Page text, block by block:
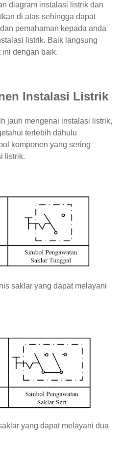
diagram instalasi listrik dan
di atas sehingga dapat
pemahaman kepada anda
listrik. Baik langsung
ini dengan baik.
Instalasi Listrik
jauh mengenai instalasi listrik,
terlebih dahulu
komponen yang sering
listrik.
saklar yang dapat melayani
yang dapat melayani dua